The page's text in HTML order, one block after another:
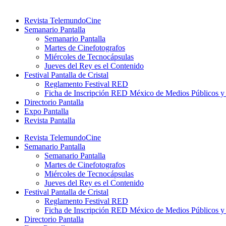
Revista TelemundoCine
Semanario Pantalla
Semanario Pantalla
Martes de Cinefotografos
Miércoles de Tecnocápsulas
Jueves del Rey es el Contenido
Festival Pantalla de Cristal
Reglamento Festival RED
Ficha de Inscripción RED México de Medios Públicos
Directorio Pantalla
Expo Pantalla
Revista Pantalla
Revista TelemundoCine
Semanario Pantalla
Semanario Pantalla
Martes de Cinefotografos
Miércoles de Tecnocápsulas
Jueves del Rey es el Contenido
Festival Pantalla de Cristal
Reglamento Festival RED
Ficha de Inscripción RED México de Medios Públicos
Directorio Pantalla